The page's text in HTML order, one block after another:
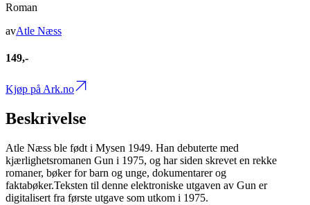
Roman
avAtle Næss
149,-
Kjøp på Ark.no
Beskrivelse
Atle Næss ble født i Mysen 1949. Han debuterte med
kjærlighetsromanen Gun i 1975, og har siden skrevet en rekke
romaner, bøker for barn og unge, dokumentarer og
faktabøker.Teksten til denne elektroniske utgaven av Gun er
digitalisert fra første utgave som utkom i 1975.